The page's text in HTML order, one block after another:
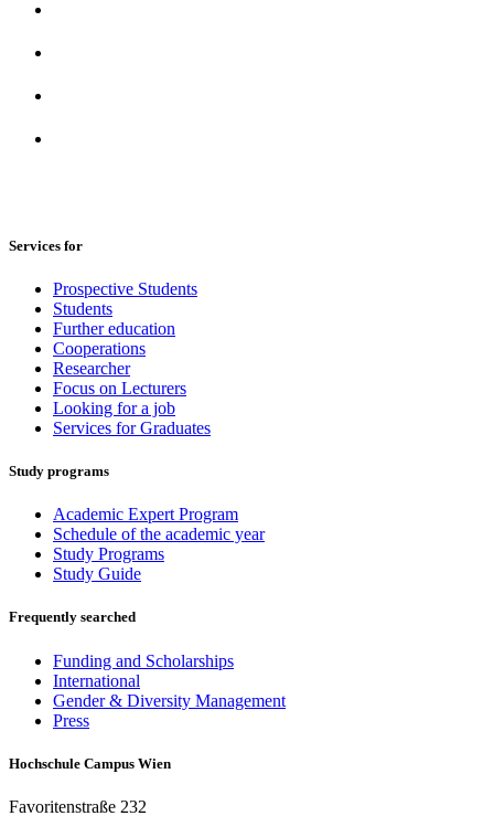
Services for
Prospective Students
Students
Further education
Cooperations
Researcher
Focus on Lecturers
Looking for a job
Services for Graduates
Study programs
Academic Expert Program
Schedule of the academic year
Study Programs
Study Guide
Frequently searched
Funding and Scholarships
International
Gender & Diversity Management
Press
Hochschule Campus Wien
Favoritenstraße 232